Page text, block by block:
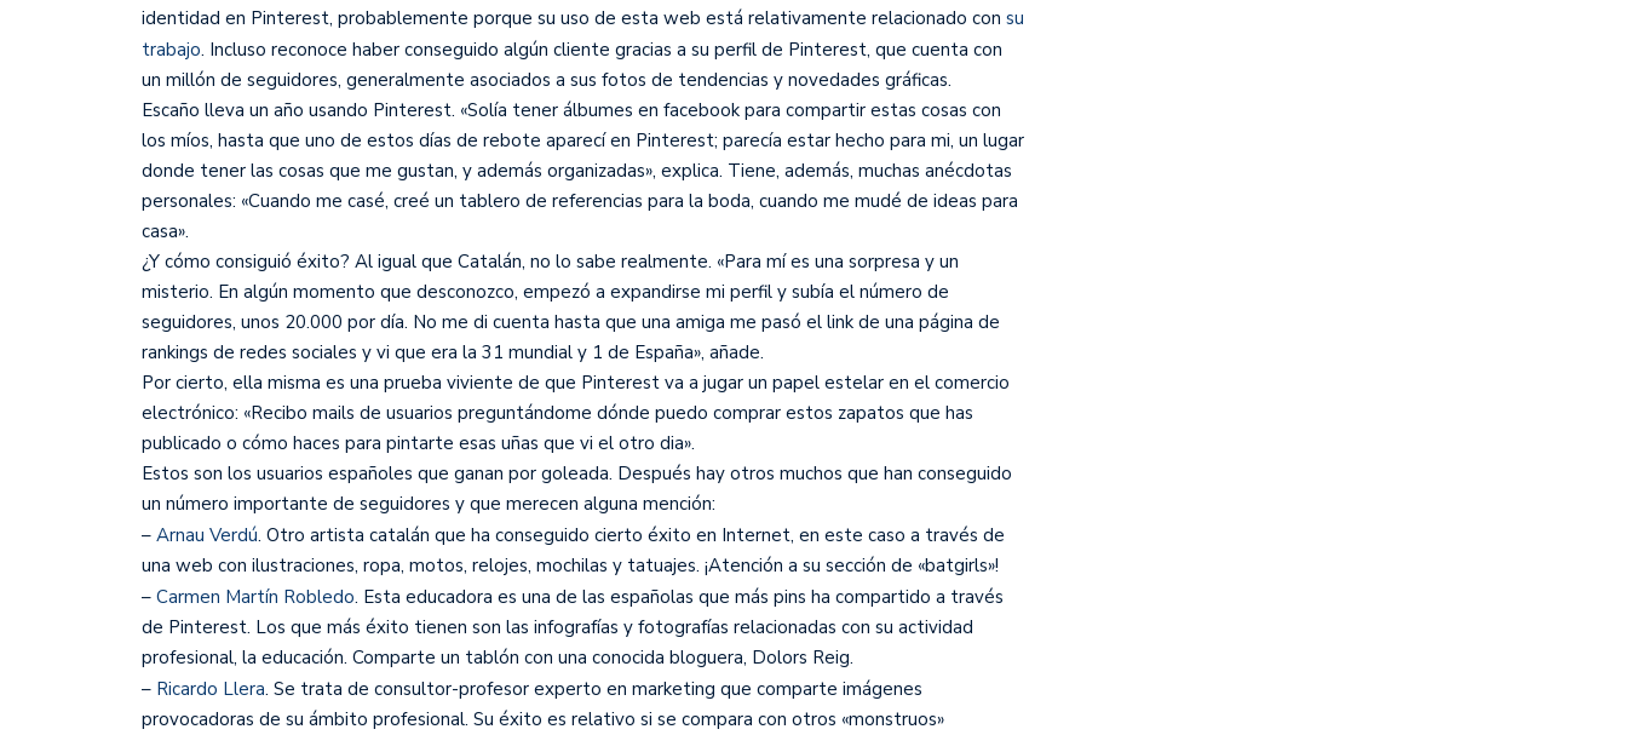
identidad en Pinterest, probablemente porque su uso de esta web está relativamente relacionado con su
trabajo. Incluso reconoce haber conseguido algún cliente gracias a su perfil de Pinterest, que cuenta con
un millón de seguidores, generalmente asociados a sus fotos de tendencias y novedades gráficas.
Escaño lleva un año usando Pinterest. «Solía tener álbumes en facebook para compartir estas cosas con
los míos, hasta que uno de estos días de rebote aparecí en Pinterest; parecía estar hecho para mi, un lugar
donde tener las cosas que me gustan, y además organizadas», explica. Tiene, además, muchas anécdotas
personales: «Cuando me casé, creé un tablero de referencias para la boda, cuando me mudé de ideas para
casa».
¿Y cómo consiguió éxito? Al igual que Catalán, no lo sabe realmente. «Para mí es una sorpresa y un
misterio. En algún momento que desconozco, empezó a expandirse mi perfil y subía el número de
seguidores, unos 20.000 por día. No me di cuenta hasta que una amiga me pasó el link de una página de
rankings de redes sociales y vi que era la 31 mundial y 1 de España», añade.
Por cierto, ella misma es una prueba viviente de que Pinterest va a jugar un papel estelar en el comercio
electrónico: «Recibo mails de usuarios preguntándome dónde puedo comprar estos zapatos que has
publicado o cómo haces para pintarte esas uñas que vi el otro dia».
Estos son los usuarios españoles que ganan por goleada. Después hay otros muchos que han conseguido
un número importante de seguidores y que merecen alguna mención:
– Arnau Verdú. Otro artista catalán que ha conseguido cierto éxito en Internet, en este caso a través de
una web con ilustraciones, ropa, motos, relojes, mochilas y tatuajes. ¡Atención a su sección de «batgirls»!
– Carmen Martín Robledo. Esta educadora es una de las españolas que más pins ha compartido a través
de Pinterest. Los que más éxito tienen son las infografías y fotografías relacionadas con su actividad
profesional, la educación. Comparte un tablón con una conocida bloguera, Dolors Reig.
– Ricardo Llera. Se trata de consultor-profesor experto en marketing que comparte imágenes
provocadoras de su ámbito profesional. Su éxito es relativo si se compara con otros «monstruos»